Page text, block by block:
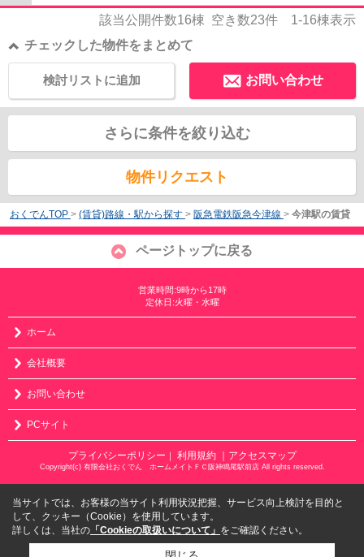
該当公開件数16棟 空き数23件 1-16棟表示
チェックした物件をまとめて
お問い合わせ
検討リストに追加
さらに条件を絞り込む
物件リクエスト
おくでんTOP > (賃貸)路線・駅から探す > 阪急電鉄阪急今津線 > 今津駅の賃貸
ページトップに戻る
営業時間:9時から17時
定休日:火曜・水曜
ホーム
会社概要
お問い合わせ
PCサイト
プライバシーポリシー ｜ 利用規約 ｜アクセスマップ
Copyright(c) 有限会社おくでん ホームメイトＦＣ阪神鳴尾駅前店 All rights reserved.
当サイトでは、お客様の当サイト利用状況把握、サービス向上検討を目的と
して、クッキー（Cookie）を使用しています。
詳しくは、当社の 「Cookieの取扱いについて」 をご確認ください。